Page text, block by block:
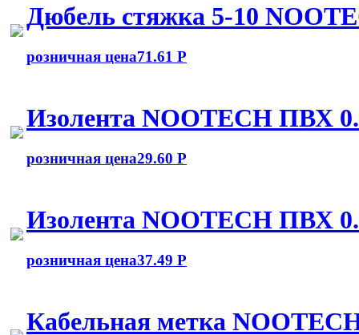
Дюбель стяжка 5-10
розничная цена71.61 Р
Изолента NOOTECH ПВХ
розничная цена29.60 Р
Изолента NOOTECH ПВХ
розничная цена37.49 Р
Кабельная метка